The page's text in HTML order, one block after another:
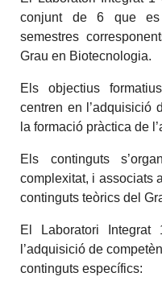
conjunt de 6 que
semestres
Grau en Biotecnologia.
Els objectius
centren en l’adquisició
la formació pràctica de
Els continguts
complexitat, i associats
continguts teòrics del
El Laboratori
l’adquisició de
continguts específics: